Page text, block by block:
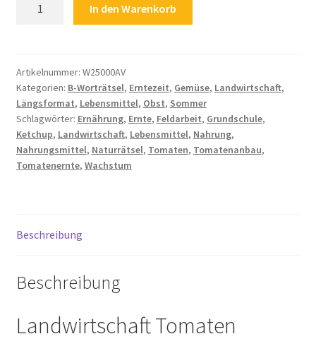
Tomatenernte
Tomaten
Ernte
Wachstum
Ketchup
Lebensmittel
In den Warenkorb
Artikelnummer: W25000AV
Kategorien: B-Worträtsel, Erntezeit, Gemüse, Landwirtschaft,
Längsformat, Lebensmittel, Obst, Sommer
Schlagwörter: Ernährung, Ernte, Feldarbeit, Grundschule,
Ketchup, Landwirtschaft, Lebensmittel, Nahrung,
Nahrungsmittel, Naturrätsel, Tomaten, Tomatenanbau,
Tomatenernte, Wachstum
Beschreibung
Beschreibung
Landwirtschaft Tomaten